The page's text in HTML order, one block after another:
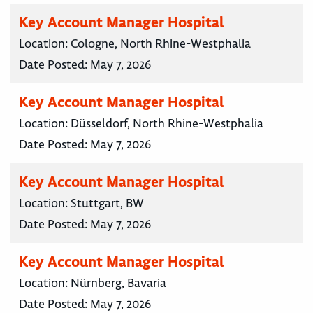
Key Account Manager Hospital
Location: Cologne, North Rhine-Westphalia
Date Posted: May 7, 2026
Key Account Manager Hospital
Location: Düsseldorf, North Rhine-Westphalia
Date Posted: May 7, 2026
Key Account Manager Hospital
Location: Stuttgart, BW
Date Posted: May 7, 2026
Key Account Manager Hospital
Location: Nürnberg, Bavaria
Date Posted: May 7, 2026